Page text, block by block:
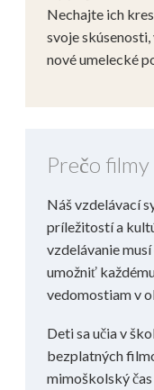
Nechajte ich
svoje
nové umelecké
Prečo
Náš vzdelávací
príležitostí a
vzdelávanie
umožniť
vedomostiam v
Deti sa učia v
bezplatných
mimoškolský